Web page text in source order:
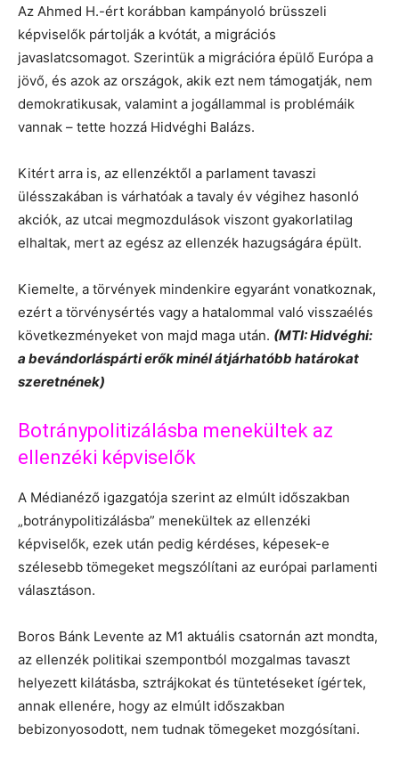
Az Ahmed H.-ért korábban kampányoló brüsszeli
képviselők pártolják a kvótát, a migrációs
javaslatcsomagot. Szerintük a migrációra épülő Európa a
jövő, és azok az országok, akik ezt nem támogatják, nem
demokratikusak, valamint a jogállammal is problémáik
vannak – tette hozzá Hidvéghi Balázs.
Kitért arra is, az ellenzéktől a parlament tavaszi
ülésszakában is várhatóak a tavaly év végihez hasonló
akciók, az utcai megmozdulások viszont gyakorlatilag
elhaltak, mert az egész az ellenzék hazugságára épült.
Kiemelte, a törvények mindenkire egyaránt vonatkoznak,
ezért a törvénysértés vagy a hatalommal való visszaélés
következményeket von majd maga után. (MTI: Hidvéghi:
a bevándorláspárti erők minél átjárhatóbb határokat
szeretnének)
Botránypolitizálásba menekültek az
ellenzéki képviselők
A Médianéző igazgatója szerint az elmúlt időszakban
„botránypolitizálásba” menekültek az ellenzéki
képviselők, ezek után pedig kérdéses, képesek-e
szélesebb tömegeket megszólítani az európai parlamenti
választáson.
Boros Bánk Levente az M1 aktuális csatornán azt mondta,
az ellenzék politikai szempontból mozgalmas tavaszt
helyezett kilátásba, sztrájkokat és tüntetéseket ígértek,
annak ellenére, hogy az elmúlt időszakban
bebizonyosodott, nem tudnak tömegeket mozgósítani.